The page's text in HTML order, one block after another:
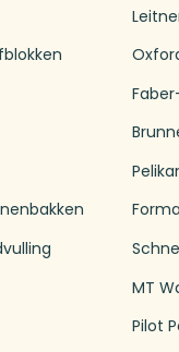
Forma
MT
Pilot